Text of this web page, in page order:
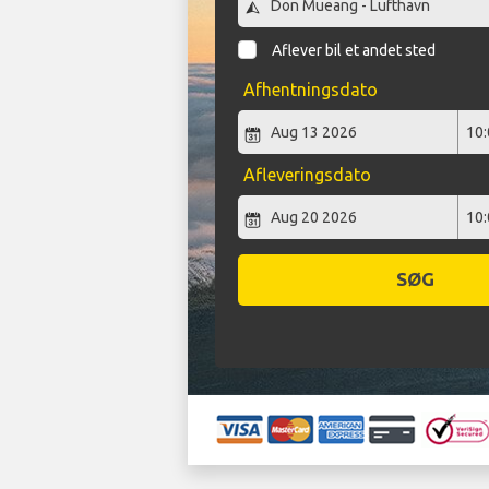
Aflever bil et andet sted
Afhentningsdato
Afleveringsdato
SØG